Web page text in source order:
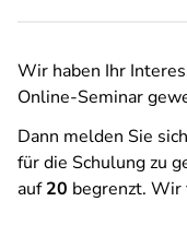
Wir haben Ihr
Online-Seminar
Dann melden Sie
für die Schulung zu
auf20 begrenzt. Wir